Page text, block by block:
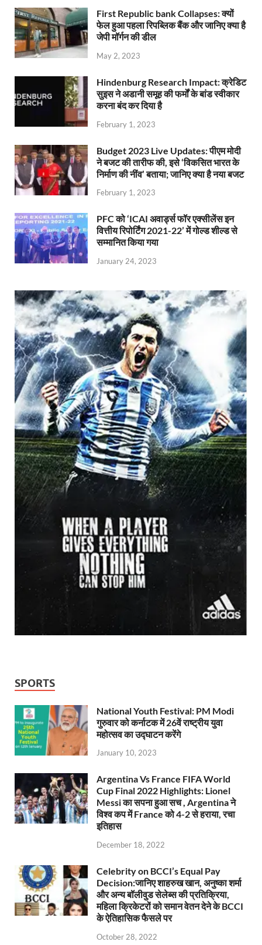
First Republic bank Collapses: क्यों
फेल हुआ पहला रिपब्लिक बैंक और जानिए क्या है
जेपी मॉर्गन की डील
May 2, 2023
Hindenburg Research Impact: क्रेडिट
सुइस ने अडानी समूह की फर्मों के बांड स्वीकार
करना बंद कर दिया है
February 1, 2023
Budget 2023 Live Updates: पीएम मोदी
ने बजट की तारीफ की, इसे ‘विकसित भारत के
निर्माण की नींव’ बताया; जानिए क्या है नया बजट
February 1, 2023
PFC को ‘ICAI अवार्ड्स फॉर एक्सीलेंस इन
वित्तीय रिपोर्टिंग 2021-22’ में गोल्ड शील्ड से
सम्मानित किया गया
January 24, 2023
SPORTS
National Youth Festival: PM Modi
गुरुवार को कर्नाटक में 26वें राष्ट्रीय युवा
महोत्सव का उद्घाटन करेंगे
January 10, 2023
Argentina Vs France FIFA World
Cup Final 2022 Highlights: Lionel
Messi का सपना हुआ सच , Argentina ने
विश्व कप में France को 4-2 से हराया, रचा
इतिहास
December 18, 2022
Celebrity on BCCI’s Equal Pay
Decision:जानिए शाहरुख खान, अनुष्का शर्मा
और अन्य बॉलीवुड सेलेब्स की प्रतिक्रिया,
महिला क्रिकेटरों को समान वेतन देने के BCCI
के ऐतिहासिक फैसले पर
October 28, 2022